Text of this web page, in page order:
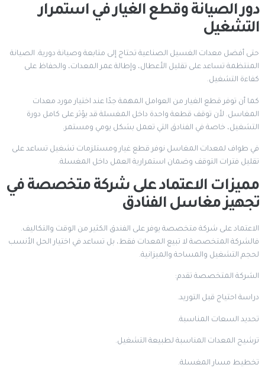
دور الصيانة وقطع الغيار في استمرار
التشغيل
حتى أفضل معدات الغسيل الصناعية تحتاج إلى متابعة وصيانة دورية. الصيانة
المنتظمة تساعد على تقليل الأعطال، وإطالة عمر المعدات، والحفاظ على
كفاءة التشغيل.
كما أن توفر قطع الغيار من العوامل المهمة جدًا عند اختيار مورد معدات
المغاسل. لأن توقف قطعة واحدة داخل المغسلة قد يؤثر على كامل دورة
التشغيل، خاصة في الفنادق التي تعمل بشكل يومي ومستمر.
في طواف لمعدات المغاسل نوفر قطع غيار ومستلزمات تشغيل تساعد على
تقليل فترات التوقف وضمان استمرارية العمل داخل المغسلة.
مميزات الاعتماد على شركة متخصصة في
تجهيز مغاسل الفنادق
الاعتماد على شركة متخصصة يوفر على الفندق الكثير من الوقت والتكاليف.
فالشركة المتخصصة لا تبيع المعدات فقط، بل تساعد في اختيار الحل الأنسب
لحجم التشغيل والمساحة والميزانية.
الشركة المتخصصة تقدم:
دراسة احتياج قبل التوريد.
تحديد السعات المناسبة.
ترشيح المعدات المناسبة لطبيعة التشغيل.
تخطيط مسار المغسلة.